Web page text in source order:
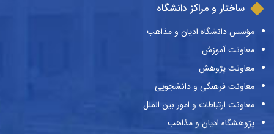
ساختار و مراکز دانشگاه
مؤسس دانشگاه ادیان و مذاهب
معاونت آموزش
معاونت پژوهش
معاونت فرهنگی و دانشجویی
معاونت ارتباطات و امور بین الملل
پژوهشگاه ادیان و مذاهب